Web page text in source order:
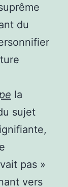
du
la
sujet
pas »
vers